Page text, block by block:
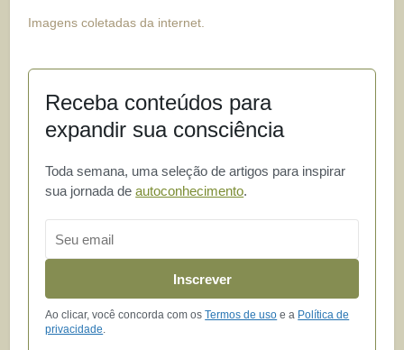
Imagens coletadas da internet.
Receba conteúdos para
expandir sua consciência
Toda semana, uma seleção de artigos para inspirar
sua jornada deautoconhecimento.
Inscrever
Ao clicar, você concorda com osTermos de uso e a Política de
privacidade.